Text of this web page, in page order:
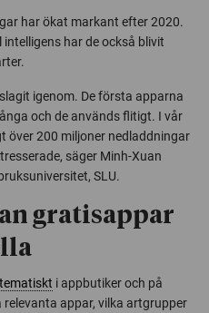
har ökat markant efter 2020.
har de också blivit
igenom. De första apparna
och de används flitigt. I vår
över 200 miljoner nedladdningar
säger Minh-Xuan
SLU.
gratisappar
i appbutiker och på
appar, vilka artgrupper